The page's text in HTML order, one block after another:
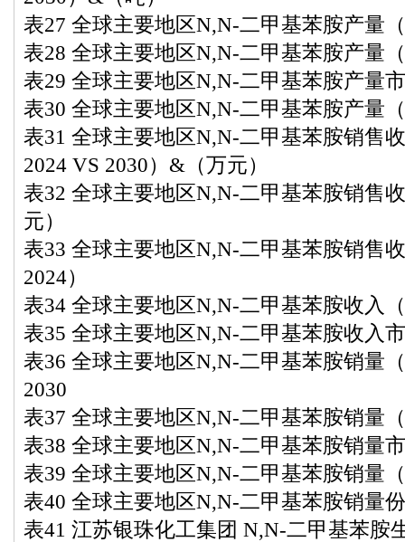
表27 全球主要地区N,N-二甲基苯胺产量
表28 全球主要地区N,N-二甲基苯胺产量
表29 全球主要地区N,N-二甲基苯胺产量
表30 全球主要地区N,N-二甲基苯胺产量
表31 全球主要地区N,N-二甲基苯胺销售
2024 VS 2030）&（万元）
表32 全球主要地区N,N-二甲基苯胺销售
元）
表33 全球主要地区N,N-二甲基苯胺销售
2024）
表34 全球主要地区N,N-二甲基苯胺收入
表35 全球主要地区N,N-二甲基苯胺收入
表36 全球主要地区N,N-二甲基苯胺销量
2030
表37 全球主要地区N,N-二甲基苯胺销量
表38 全球主要地区N,N-二甲基苯胺销量
表39 全球主要地区N,N-二甲基苯胺销量
表40 全球主要地区N,N-二甲基苯胺销量
表41 江苏银珠化工集团 N,N-二甲基苯胺